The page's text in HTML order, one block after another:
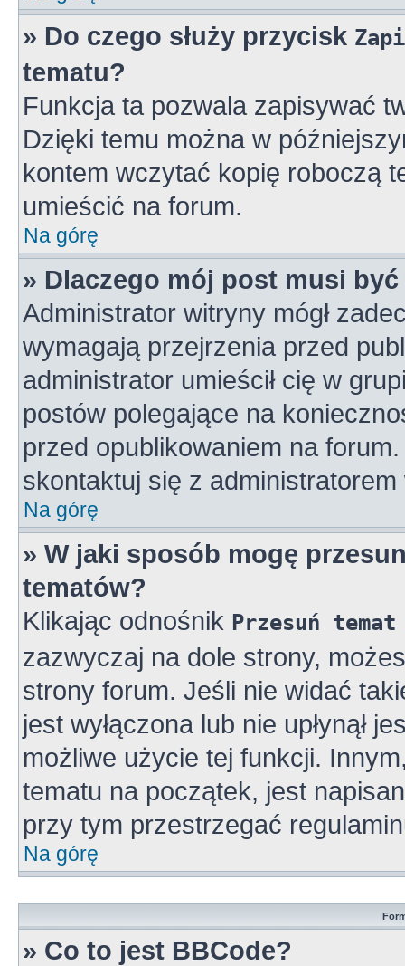
» Do czego służy przycisk
tematu?
Funkcja ta pozwala zapisywać
Dzięki temu można w
kontem wczytać kopię roboczą
umieścić na forum.
Na górę
» Dlaczego mój post musi
Administrator witryny mógł
wymagają przejrzenia przed
administrator umieścił cię w
postów polegające na
przed opublikowaniem na
skontaktuj się z administratorem
Na górę
» W jaki sposób mogę
tematów?
Klikając odnośnik Przesuń
zazwyczaj na dole strony,
strony forum. Jeśli nie widać
jest wyłączona lub nie upłynął
możliwe użycie tej funkcji.
tematu na początek, jest
przy tym przestrzegać
Na górę
» Co to jest BBCode?